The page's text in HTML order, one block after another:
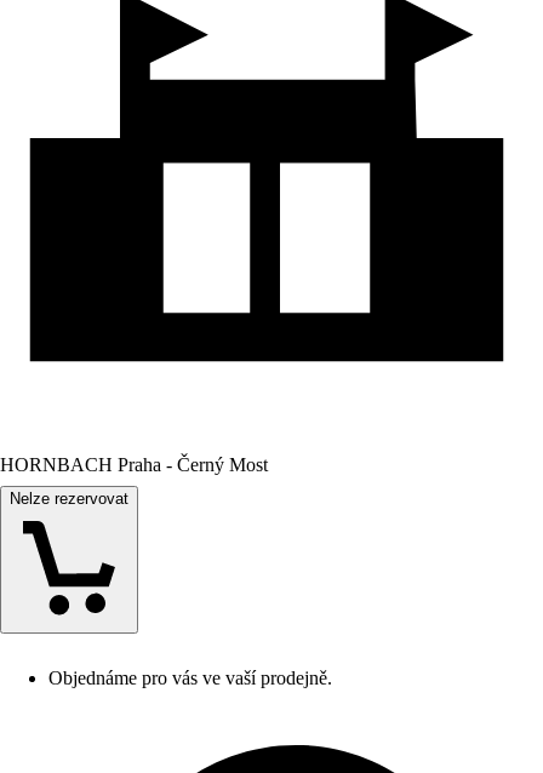
HORNBACH Praha - Černý Most
Nelze rezervovat
Objednáme pro vás ve vaší prodejně.